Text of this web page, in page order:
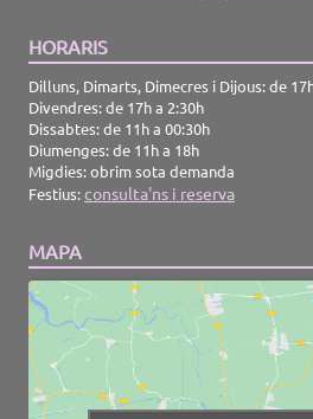
HORARIS
Dilluns, Dimarts, Dimecres i Dijous: de
Divendres: de 17h a 2:30h
Dissabtes: de 11h a 00:30h
Diumenges: de 11h a 18h
Migdies: obrim sota demanda
Festius:consulta'ns i reserva
MAPA